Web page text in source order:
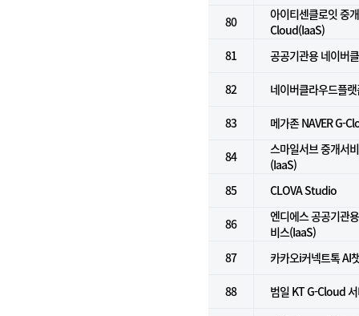
80
아이티센클로잇 중
Cloud(IaaS)
81
공공기관용 네이버
82 네이버클라우드플
83 메가존 NAVER G-
84
스마일서브 중개서
(IaaS)
85
CLOVA Studio
86
엔디에스 공공기관
비스(IaaS)
87
카카오i커넥트톡 AI
88 범일 KT G-Cloud